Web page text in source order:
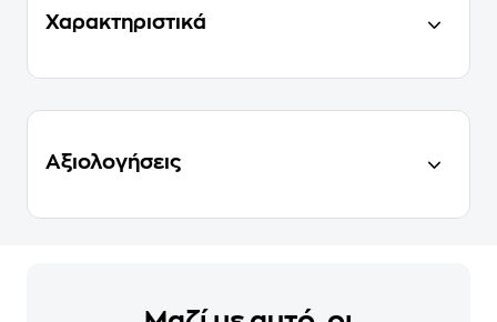
Χαρακτηριστικά
Αξιολογήσεις